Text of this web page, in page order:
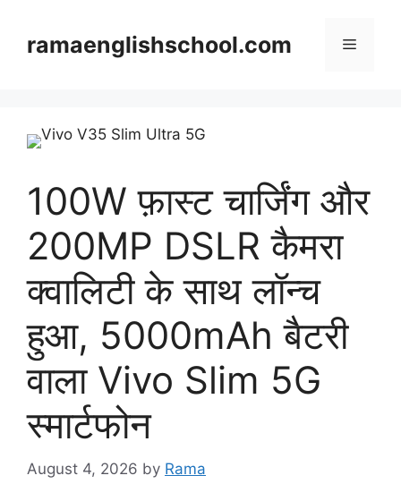
contentramaenglishschool.com Menu
100W फ़ास्ट चार्जिंग और
200MP DSLR कैमरा
क्वालिटी के साथ लॉन्च
हुआ, 5000mAh बैटरी
वाला Vivo Slim 5G
स्मार्टफोन
August 4, 2026 by Rama